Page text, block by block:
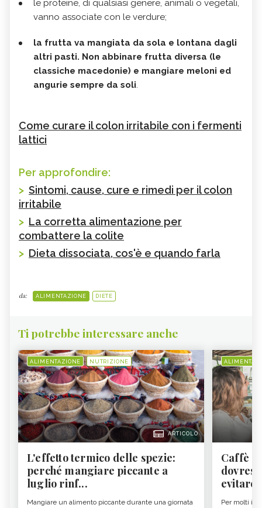
le proteine, di qualsiasi genere, animali o vegetali,
vanno associate con le verdure;
la frutta va mangiata da sola e lontana dagli
altri pasti. Non abbinare frutta diversa (le
classiche macedonie) e mangiare meloni ed
angurie sempre da soli.
Come curare il colon irritabile con i fermenti
lattici
Per approfondire:
> Sintomi, cause, cure e rimedi per il colon
irritabile
> La corretta alimentazione per
combattere la colite
> Dieta dissociata, cos'è e quando farla
da: ALIMENTAZIONE DIETE
Ti potrebbe interessare anche
ALIMENTAZIONE NUTRIZIONE
ARTICOLO
L'effetto termico delle spezie:
perché mangiare piccante a
luglio rinf...
Mangiare un alimento piccante durante una giornata
Caffè
evitare
Per molti il